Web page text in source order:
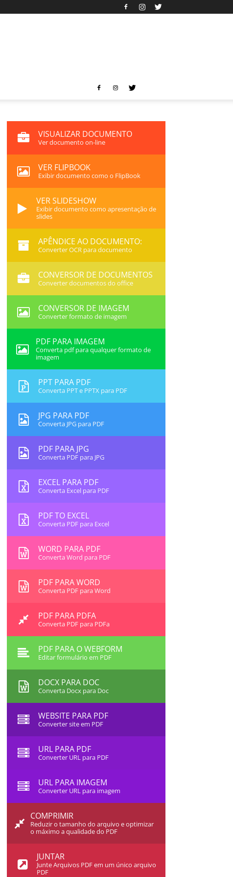
VISUALIZAR DOCUMENTO
Ver documento on-line
VER FLIPBOOK
Exibir documento como o FlipBook
VER SLIDESHOW
Exibir documento como apresentação de
slides
APÊNDICE AO DOCUMENTO:
Converter OCR para documento
CONVERSOR DE DOCUMENTOS
Converter documentos do office
CONVERSOR DE IMAGEM
Converter formato de imagem
PDF PARA IMAGEM
Converta pdf para qualquer formato de
imagem
PPT PARA PDF
Converta PPT e PPTX para PDF
JPG PARA PDF
Converta JPG para PDF
PDF PARA JPG
Converta PDF para JPG
EXCEL PARA PDF
Converta Excel para PDF
PDF TO EXCEL
Converta PDF para Excel
WORD PARA PDF
Converta Word para PDF
PDF PARA WORD
Converta PDF para Word
PDF PARA PDFA
Converta PDF para PDFa
PDF PARA O WEBFORM
Editar formulário em PDF
DOCX PARA DOC
Converta Docx para Doc
WEBSITE PARA PDF
Converter site em PDF
URL PARA PDF
Converter URL para PDF
URL PARA IMAGEM
Converter URL para imagem
COMPRIMIR
Reduzir o tamanho do arquivo e optimizar
o máximo a qualidade do PDF
JUNTAR
Junte Arquivos PDF em um único arquivo
PDF